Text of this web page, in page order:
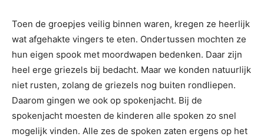
Toen de groepjes veilig binnen waren, kregen ze heerlijk
wat afgehakte vingers te eten. Ondertussen mochten ze
hun eigen spook met moordwapen bedenken. Daar zijn
heel erge griezels bij bedacht. Maar we konden natuurlijk
niet rusten, zolang de griezels nog buiten rondliepen.
Daarom gingen we ook op spokenjacht. Bij de
spokenjacht moesten de kinderen alle spoken zo snel
mogelijk vinden. Alle zes de spoken zaten ergens op het